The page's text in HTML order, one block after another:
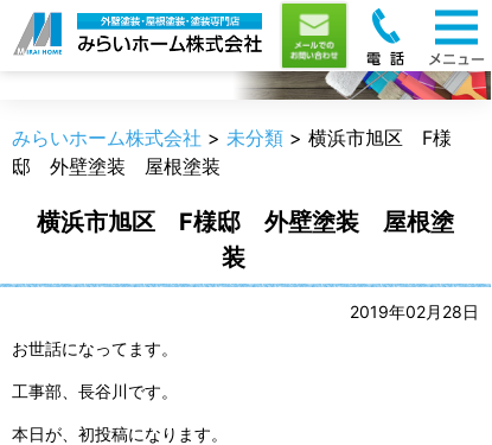
職人のうんちく
みらいホーム株式会社 > 未分類 > 横浜市旭区 F様
邸 外壁塗装 屋根塗装
横浜市旭区 F様邸 外壁塗装 屋根塗
装
2019年02月28日
お世話になってます。
工事部、長谷川です。
本日が、初投稿になります。